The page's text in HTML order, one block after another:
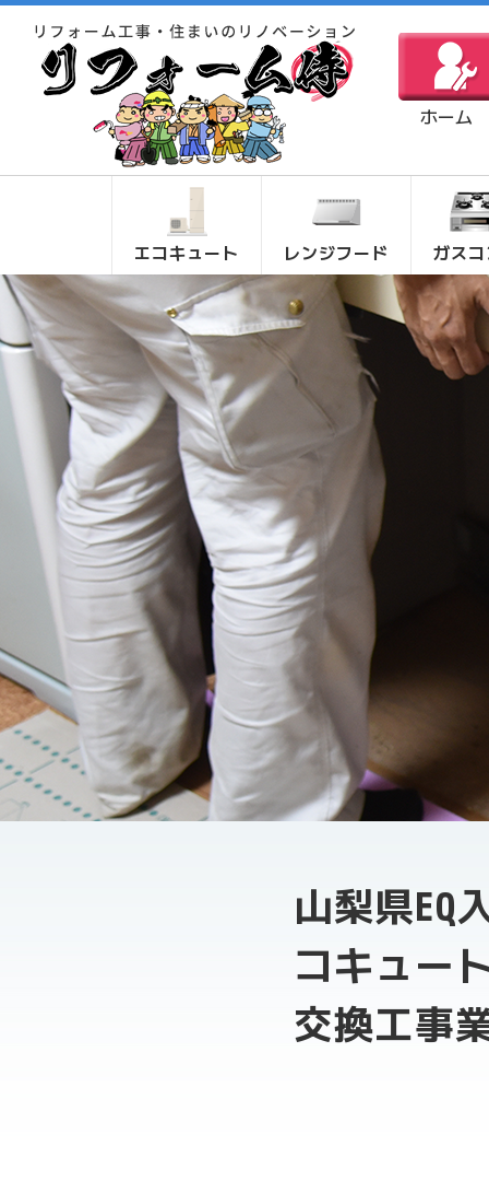
ホーム
エコキュート レンジフード ガス
山梨県
コキュー
交換工事